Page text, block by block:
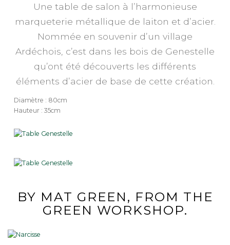
Une table de salon à l’harmonieuse
marqueterie métallique de laiton et d’acier.
Nommée en souvenir d’un village
Ardéchois, c’est dans les bois de Genestelle
qu’ont été découverts les différents
éléments d’acier de base de cette création.
Diamètre : 80cm
Hauteur : 35cm
BY MAT GREEN, FROM THE
GREEN WORKSHOP.